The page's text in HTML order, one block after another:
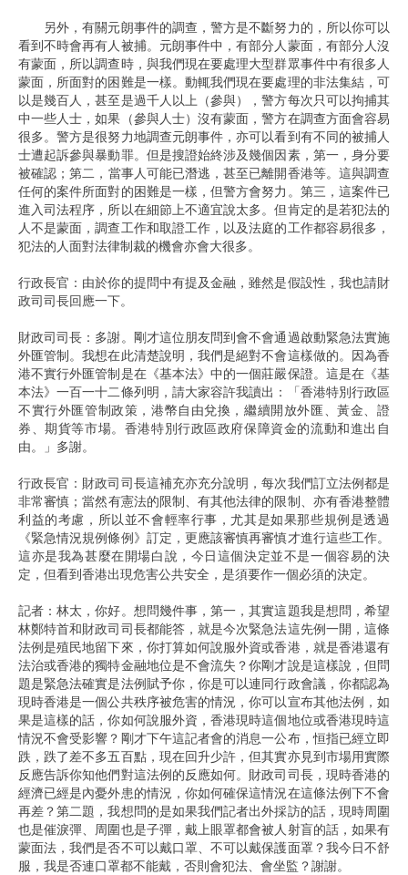
另外，有關元朗事件的調查，警方是不斷努力的，所以你可以
看到不時會再有人被捕。元朗事件中，有部分人蒙面，有部分人沒
有蒙面，所以調查時，與我們現在要處理大型群眾事件中有很多人
蒙面，所面對的困難是一樣。動輒我們現在要處理的非法集結，可
以是幾百人，甚至是過千人以上（參與），警方每次只可以拘捕其
中一些人士，如果（參與人士）沒有蒙面，警方在調查方面會容易
很多。警方是很努力地調查元朗事件，亦可以看到有不同的被捕人
士遭起訴參與暴動罪。但是搜證始終涉及幾個因素，第一，身分要
被確認；第二，當事人可能已潛逃，甚至已離開香港等。這與調查
任何的案件所面對的困難是一樣，但警方會努力。第三，這案件已
進入司法程序，所以在細節上不適宜說太多。但肯定的是若犯法的
人不是蒙面，調查工作和取證工作，以及法庭的工作都容易很多，
犯法的人面對法律制裁的機會亦會大很多。
行政長官：由於你的提問中有提及金融，雖然是假設性，我也請財
政司司長回應一下。
財政司司長：多謝。剛才這位朋友問到會不會通過啟動緊急法實施
外匯管制。我想在此清楚說明，我們是絕對不會這樣做的。因為香
港不實行外匯管制是在《基本法》中的一個莊嚴保證。這是在《基
本法》一百一十二條列明，請大家容許我讀出：「香港特別行政區
不實行外匯管制政策，港幣自由兌換，繼續開放外匯、黃金、證
券、期貨等市場。香港特別行政區政府保障資金的流動和進出自
由。」多謝。
行政長官：財政司司長這補充亦充分說明，每次我們訂立法例都是
非常審慎；當然有憲法的限制、有其他法律的限制、亦有香港整體
利益的考慮，所以並不會輕率行事，尤其是如果那些規例是透過
《緊急情況規例條例》訂定，更應該審慎再審慎才進行這些工作。
這亦是我為甚麼在開場白說，今日這個決定並不是一個容易的決
定，但看到香港出現危害公共安全，是須要作一個必須的決定。
記者：林太，你好。想問幾件事，第一，其實這題我是想問，希望
林鄭特首和財政司司長都能答，就是今次緊急法這先例一開，這條
法例是殖民地留下來，你打算如何說服外資或香港，就是香港還有
法治或香港的獨特金融地位是不會流失？你剛才說是這樣說，但問
題是緊急法確實是法例賦予你，你是可以連同行政會議，你都認為
現時香港是一個公共秩序被危害的情況，你可以宣布其他法例，如
果是這樣的話，你如何說服外資，香港現時這個地位或香港現時這
情況不會受影響？剛才下午這記者會的消息一公布，恒指已經立即
跌，跌了差不多五百點，現在回升少許，但其實亦見到市場用實際
反應告訴你知他們對這法例的反應如何。財政司司長，現時香港的
經濟已經是內憂外患的情況，你如何確保這情況在這條法例下不會
再差？第二題，我想問的是如果我們記者出外採訪的話，現時周圍
也是催淚彈、周圍也是子彈，戴上眼罩都會被人射盲的話，如果有
蒙面法，我們是否不可以戴口罩、不可以戴保護面罩？我今日不舒
服，我是否連口罩都不能戴，否則會犯法、會坐監？謝謝。